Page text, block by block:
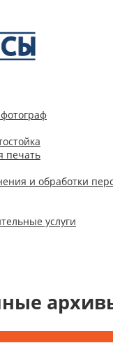
печать
и обработки
услуги